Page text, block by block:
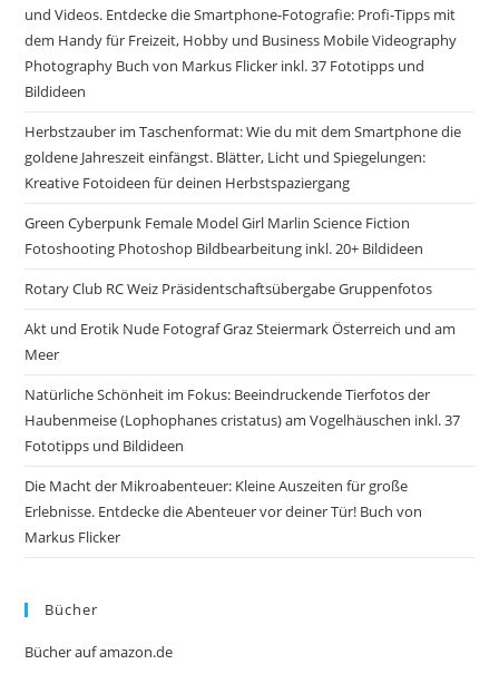
und Videos. Entdecke die Smartphone-Fotografie: Profi-Tipps mit
dem Handy für Freizeit, Hobby und Business Mobile Videography
Photography Buch von Markus Flicker inkl. 37 Fototipps und
Bildideen
Herbstzauber im Taschenformat: Wie du mit dem Smartphone die
goldene Jahreszeit einfängst. Blätter, Licht und Spiegelungen:
Kreative Fotoideen für deinen Herbstspaziergang
Green Cyberpunk Female Model Girl Marlin Science Fiction
Fotoshooting Photoshop Bildbearbeitung inkl. 20+ Bildideen
Rotary Club RC Weiz Präsidentschaftsübergabe Gruppenfotos
Akt und Erotik Nude Fotograf Graz Steiermark Österreich und am
Meer
Natürliche Schönheit im Fokus: Beeindruckende Tierfotos der
Haubenmeise (Lophophanes cristatus) am Vogelhäuschen inkl. 37
Fototipps und Bildideen
Die Macht der Mikroabenteuer: Kleine Auszeiten für große
Erlebnisse. Entdecke die Abenteuer vor deiner Tür! Buch von
Markus Flicker
Bücher
Bücher auf amazon.de